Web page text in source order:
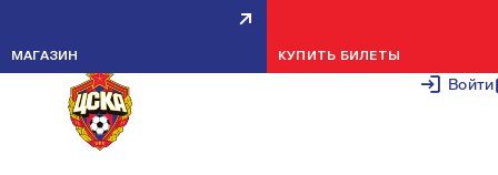
Войти
МАГАЗИН КУПИТЬ БИЛЕТЫ
КРАСНО-СИНИЕ ОБЫГРАЛИ
СПАРТАК В ПЕРВОМ МАТЧЕ
ПЕРВЕНСТВА РОССИИ